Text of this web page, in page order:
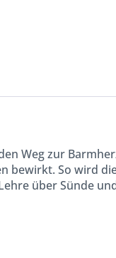
Weg zur
bewirkt. So wird
über Sünde